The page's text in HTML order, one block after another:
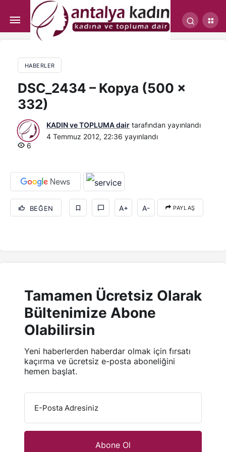
HABERLER
DSC_2434 – Kopya (500 x
332)
KADIN ve TOPLUMA dair tarafından yayınlandı
4 Temmuz 2012, 22:36 yayınlandı
6
BEĞEN A+ A- PAYLAŞ
Tamamen Ücretsiz Olarak
Bültenimize Abone
Olabilirsin
Yeni haberlerden haberdar olmak için fırsatı
kaçırma ve ücretsiz e-posta aboneliğini
hemen başlat.
E-Posta Adresiniz
Karaman BAŞYAYLA’da kiraz festivali